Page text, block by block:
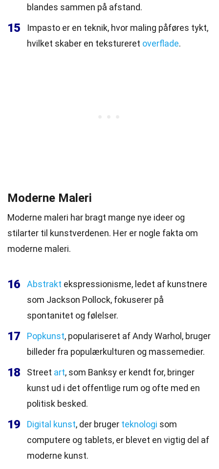
blandes sammen på afstand.
15
Impasto er en teknik, hvor maling påføres tykt,
hvilket skaber en tekstureret overflade.
Moderne Maleri
Moderne maleri har bragt mange nye ideer og
stilarter til kunstverdenen. Her er nogle fakta om
moderne maleri.
16 Abstrakt ekspressionisme, ledet af kunstnere
som Jackson Pollock, fokuserer på
spontanitet og følelser.
17 Popkunst, populariseret af Andy Warhol, bruger
billeder fra populærkulturen og massemedier.
18 Street art, som Banksy er kendt for, bringer
kunst ud i det offentlige rum og ofte med en
politisk besked.
19 Digital kunst, der bruger teknologi som
computere og tablets, er blevet en vigtig del af
moderne kunst.